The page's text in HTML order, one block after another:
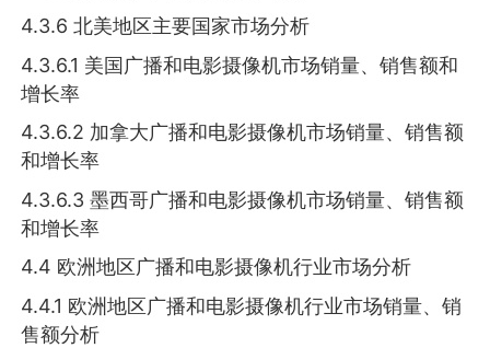
4.3.6 北美地区主要国家市场分析
4.3.6.1 美国广播和电影摄像机市场销量、销售额和
增长率
4.3.6.2 加拿大广播和电影摄像机市场销量、销售额
和增长率
4.3.6.3 墨西哥广播和电影摄像机市场销量、销售额
和增长率
4.4 欧洲地区广播和电影摄像机行业市场分析
4.4.1 欧洲地区广播和电影摄像机行业市场销量、销
售额分析